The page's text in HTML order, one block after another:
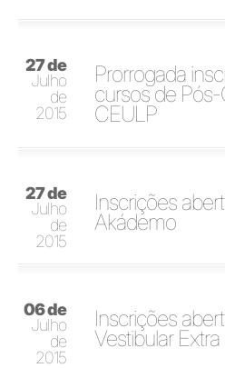
27 de
Julho
de
2015
Prorrogada
cursos de
CEULP
27 de
Julho
de
2015
Inscrições
Akádemo
06 de
Julho
de
2015
Inscrições
Vestibular